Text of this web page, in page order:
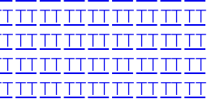
TTTTTTTTTTTTTTTT
TTTTTTTTTTTTTTTT
TTTTTTTTTTTTTTTT
TTTTTTTTTTTTTTTT